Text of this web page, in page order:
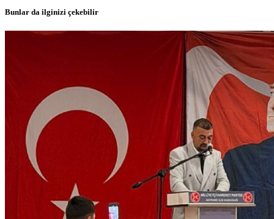
Bunlar da ilginizi çekebilir